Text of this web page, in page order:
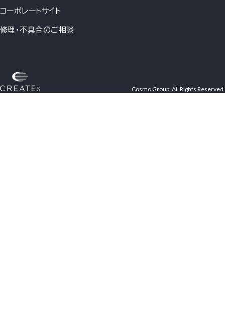
コーポレートサイト
修理・不具合のご相談
Cosmo Group. All Rights Reserved.